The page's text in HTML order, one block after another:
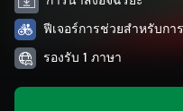
ฟีเจอร์การช่วยสำหรับกา
รองรับ 1 ภาษา